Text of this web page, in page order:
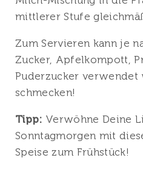
mittlerer Stufe
Zum Servieren kann je
Zucker, Apfelkompott,
Puderzucker verwendet
schmecken!
Tipp: Verwöhne Deine
Sonntagmorgen mit
Speise zum Frühstück!